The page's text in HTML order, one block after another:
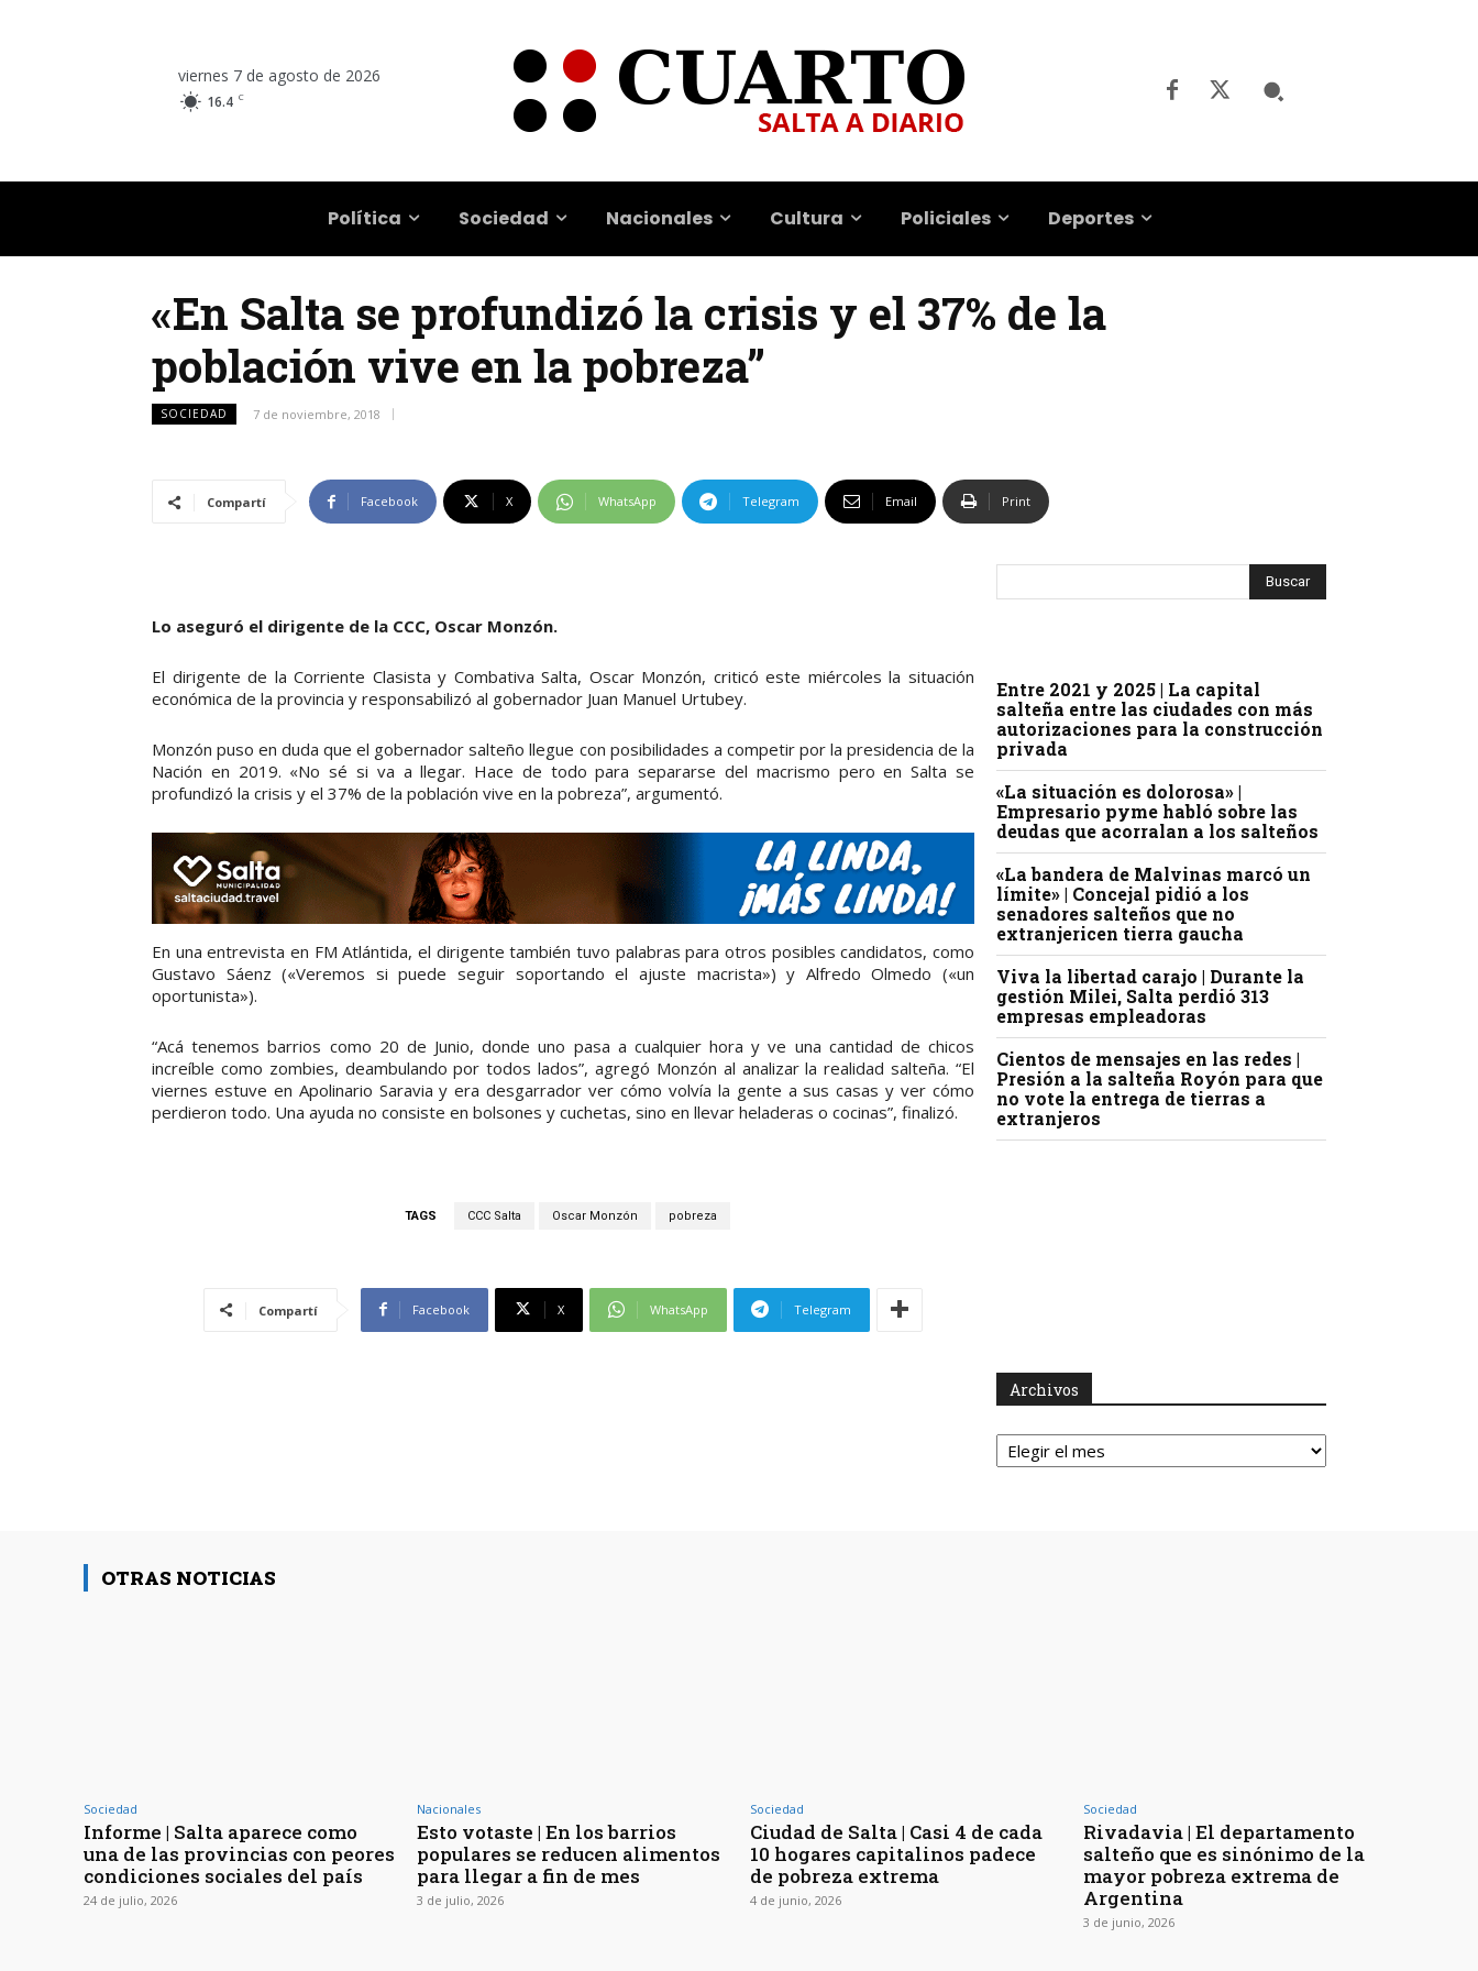
viernes 7 de agosto de 2026
16.4 C
Política Sociedad Nacionales Cultura Policiales Deportes
«En Salta se profundizó la crisis y el 37% de la
población vive en la pobreza”
SOCIEDAD 7 de noviembre, 2018
Compartí Facebook X WhatsApp Telegram Email Print
Lo aseguró el dirigente de la CCC, Oscar Monzón.
El dirigente de la Corriente Clasista y Combativa Salta, Oscar Monzón, criticó este miércoles la situación
económica de la provincia y responsabilizó al gobernador Juan Manuel Urtubey.
Monzón puso en duda que el gobernador salteño llegue con posibilidades a competir por la presidencia de la
Nación en 2019. «No sé si va a llegar. Hace de todo para separarse del macrismo pero en Salta se
profundizó la crisis y el 37% de la población vive en la pobreza”, argumentó.
En una entrevista en FM Atlántida, el dirigente también tuvo palabras para otros posibles candidatos, como
Gustavo Sáenz («Veremos si puede seguir soportando el ajuste macrista») y Alfredo Olmedo («un
oportunista»).
“Acá tenemos barrios como 20 de Junio, donde uno pasa a cualquier hora y ve una cantidad de chicos
increíble como zombies, deambulando por todos lados”, agregó Monzón al analizar la realidad salteña. “El
viernes estuve en Apolinario Saravia y era desgarrador ver cómo volvía la gente a sus casas y ver cómo
perdieron todo. Una ayuda no consiste en bolsones y cuchetas, sino en llevar heladeras o cocinas”, finalizó.
TAGS CCC Salta Oscar Monzón pobreza
Compartí Facebook X WhatsApp Telegram
Entre 2021 y 2025 | La capital
salteña entre las ciudades con más
autorizaciones para la construcción
privada
«La situación es dolorosa» |
Empresario pyme habló sobre las
deudas que acorralan a los salteños
«La bandera de Malvinas marcó un
límite» | Concejal pidió a los
senadores salteños que no
extranjericen tierra gaucha
Viva la libertad carajo | Durante la
gestión Milei, Salta perdió 313
empresas empleadoras
Cientos de mensajes en las redes |
Presión a la salteña Royón para que
no vote la entrega de tierras a
extranjeros
Archivos
Archivos
OTRAS NOTICIAS
Sociedad
Informe | Salta aparece como
una de las provincias con peores
condiciones sociales del país
24 de julio, 2026
Nacionales
Esto votaste | En los barrios
populares se reducen alimentos
para llegar a fin de mes
3 de julio, 2026
Sociedad
Ciudad de Salta | Casi 4 de cada
10 hogares capitalinos padece
de pobreza extrema
4 de junio, 2026
Sociedad
Rivadavia | El departamento
salteño que es sinónimo de la
mayor pobreza extrema de
Argentina
3 de junio, 2026